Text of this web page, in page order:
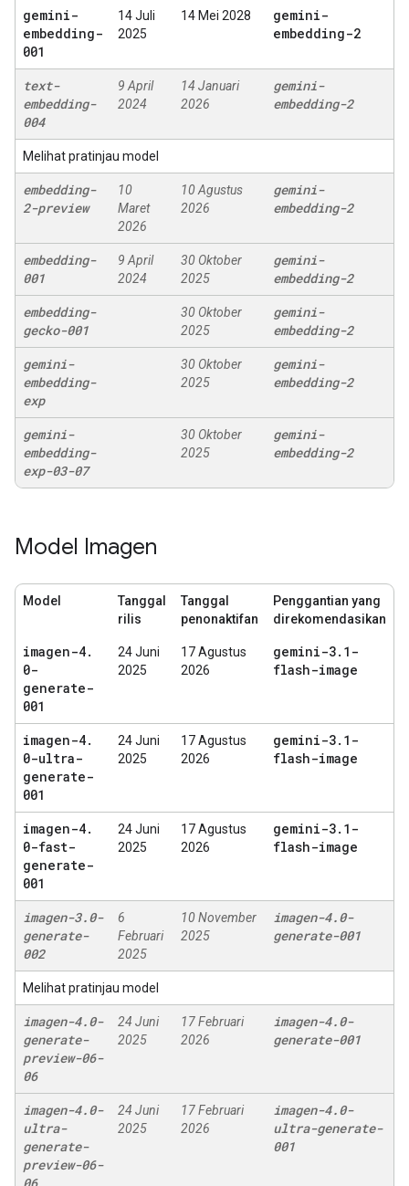
gemini-
embedding-
001
14 Juli
2025
14 Mei 2028
gemini-
embedding-2
text-
embedding-
004
9 April
2024
14 Januari
2026
gemini-
embedding-2
Melihat pratinjau model
embedding-
2-preview
10
Maret
2026
10 Agustus
2026
gemini-
embedding-2
embedding-
001
9 April
2024
30 Oktober
2025
gemini-
embedding-2
embedding-
gecko-001
30 Oktober
2025
gemini-
embedding-2
gemini-
embedding-
exp
30 Oktober
2025
gemini-
embedding-2
gemini-
embedding-
exp-03-07
30 Oktober
2025
gemini-
embedding-2
Model Imagen
Model
Tanggal
rilis
Tanggal
penonaktifan
Penggantian yang
direkomendasikan
imagen-4.
0-
generate-
001
24 Juni
2025
17 Agustus
2026
gemini-3. 1-
flash-image
imagen-4.
0-ultra-
generate-
001
24 Juni
2025
17 Agustus
2026
gemini-3. 1-
flash-image
imagen-4.
0-fast-
generate-
001
24 Juni
2025
17 Agustus
2026
gemini-3. 1-
flash-image
imagen-3.0-
generate-
002
6
Februari
2025
10 November
2025
imagen-4.0-
generate-001
Melihat pratinjau model
imagen-4.0-
generate-
preview-06-
06
24 Juni
2025
17 Februari
2026
imagen-4.0-
generate-001
imagen-4.0-
ultra-
generate-
preview-06-
24 Juni
2025
17 Februari
2026
imagen-4.0-
ultra-generate-
001